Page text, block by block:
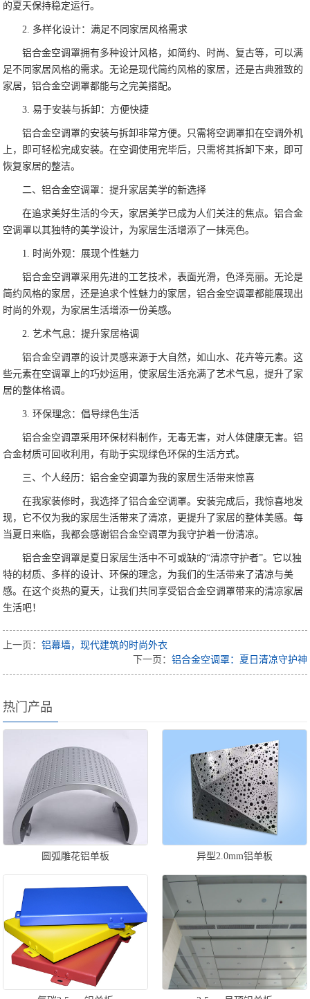
的夏天保持稳定运行。
2. 多样化设计：满足不同家居风格需求
铝合金空调罩拥有多种设计风格，如简约、时尚、复古等，可以满
足不同家居风格的需求。无论是现代简约风格的家居，还是古典雅致的
家居，铝合金空调罩都能与之完美搭配。
3. 易于安装与拆卸：方便快捷
铝合金空调罩的安装与拆卸非常方便。只需将空调罩扣在空调外机
上，即可轻松完成安装。在空调使用完毕后，只需将其拆卸下来，即可
恢复家居的整洁。
二、铝合金空调罩：提升家居美学的新选择
在追求美好生活的今天，家居美学已成为人们关注的焦点。铝合金
空调罩以其独特的美学设计，为家居生活增添了一抹亮色。
1. 时尚外观：展现个性魅力
铝合金空调罩采用先进的工艺技术，表面光滑，色泽亮丽。无论是
简约风格的家居，还是追求个性魅力的家居，铝合金空调罩都能展现出
时尚的外观，为家居生活增添一份美感。
2. 艺术气息：提升家居格调
铝合金空调罩的设计灵感来源于大自然，如山水、花卉等元素。这
些元素在空调罩上的巧妙运用，使家居生活充满了艺术气息，提升了家
居的整体格调。
3. 环保理念：倡导绿色生活
铝合金空调罩采用环保材料制作，无毒无害，对人体健康无害。铝
合金材质可回收利用，有助于实现绿色环保的生活方式。
三、个人经历：铝合金空调罩为我的家居生活带来惊喜
在我家装修时，我选择了铝合金空调罩。安装完成后，我惊喜地发
现，它不仅为我的家居生活带来了清凉，更提升了家居的整体美感。每
当夏日来临，我都会感谢铝合金空调罩为我守护着一份清凉。
铝合金空调罩是夏日家居生活中不可或缺的“清凉守护者”。它以独
特的材质、多样的设计、环保的理念，为我们的生活带来了清凉与美
感。在这个炎热的夏天，让我们共同享受铝合金空调罩带来的清凉家居
生活吧！
上一页：铝幕墙，现代建筑的时尚外衣
下一页： 铝合金空调罩：夏日清凉守护神
热门产品
圆弧雕花铝单板 异型2.0mm铝单板